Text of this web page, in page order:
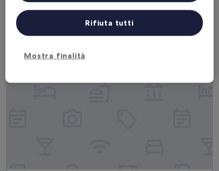
10,
Eccellente,
(1.002
8,8/10 Eccellente (1.002 recensioni)
prezzo
attuale
134 €
tasse e oneri inclusi
16 ago - 17 ago
Kronenhotel Stuttgart
Mostra finalità
Rifiuta tutti